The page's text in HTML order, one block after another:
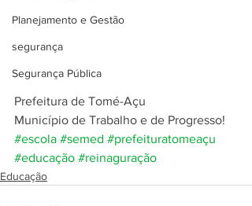
Planejamento e Gestão
segurança
Segurança Pública
Prefeitura de Tomé-Açu
Município de Trabalho e de Progresso!
#escola #semed #prefeituratomeaçu
#educação #reinaguração
Educação